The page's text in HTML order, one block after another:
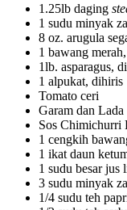
1.25lb daging
1 sudu minyak
8 oz. arugula
1 bawang
1lb. asparagus,
1 alpukat, dihiris
Tomato ceri
Garam dan Lada
Sos Chimichurri
1 cengkih
1 ikat daun
1 sudu besar jus
3 sudu minyak
1/4 sudu teh